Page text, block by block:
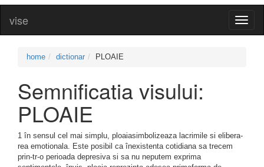
vise
home dictionar PLOAIE
Semnificatia visului:
PLOAIE
1 în sensul cel mai simplu, ploaiasimbolizeaza lacrimile si elibera-
rea emotionala. Este posibil ca înexistenta cotidiana sa trecem
prin-tr-o perioada depresiva si sa nu neputem exprima